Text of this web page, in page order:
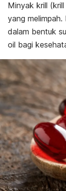
Cara
Minyak krill (krill
yang
dalam bentuk
oil bagi